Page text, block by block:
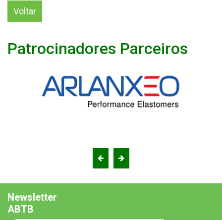
Voltar
Patrocinadores Parceiros
Newsletter
ABTB